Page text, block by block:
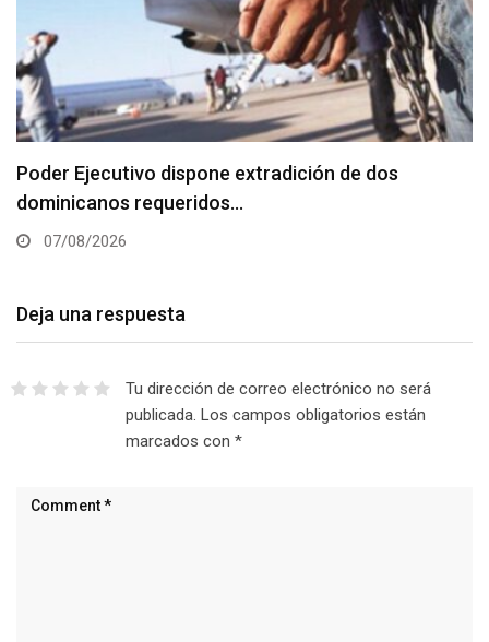
Poder Ejecutivo dispone extradición de dos
dominicanos requeridos…
07/08/2026
Deja una respuesta
Tu dirección de correo electrónico no será
publicada. Los campos obligatorios están
marcados con *